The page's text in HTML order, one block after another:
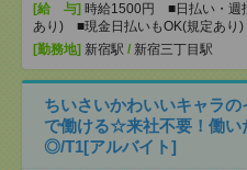
[給 与] 時給1500円 ■日払い・週
あり) ■現金日払いもOK(規定あり)
[勤務地] 新宿駅 / 新宿三丁目駅
ちいさいかわいいキャラ
で働ける☆来社不要！働い
◎/T1[アルバイト]